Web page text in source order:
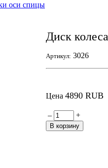
оси спицы
Диск
Артикул: 3026
Цена 4890 RUB
– +